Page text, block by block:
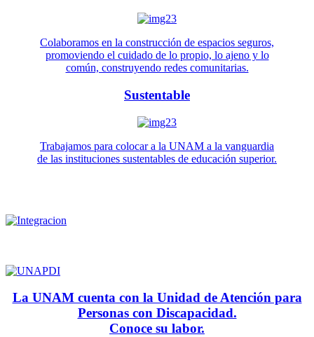
Colaboramos en la construcción de espacios seguros,
promoviendo el cuidado de lo propio, lo ajeno y lo
común, construyendo redes comunitarias.
Sustentable
Trabajamos para colocar a la UNAM a la vanguardia
de las instituciones sustentables de educación superior.
La UNAM cuenta con la Unidad de Atención para
Personas con Discapacidad.
Conoce su labor.